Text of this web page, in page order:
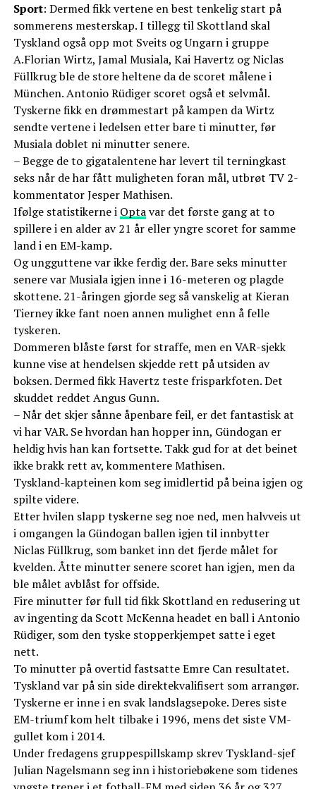
Sport: Dermed fikk vertene en best tenkelig start på
sommerens mesterskap. I tillegg til Skottland skal
Tyskland også opp mot Sveits og Ungarn i gruppe
A.Florian Wirtz, Jamal Musiala, Kai Havertz og Niclas
Füllkrug ble de store heltene da de scoret målene i
München. Antonio Rüdiger scoret også et selvmål.
Tyskerne fikk en drømmestart på kampen da Wirtz
sendte vertene i ledelsen etter bare ti minutter, før
Musiala doblet ni minutter senere.
– Begge de to gigatalentene har levert til terningkast
seks når de har fått muligheten foran mål, utbrøt TV 2-
kommentator Jesper Mathisen.
Ifølge statistikerne i Optavar det første gang at to
spillere i en alder av 21 år eller yngre scoret for samme
land i en EM-kamp.
Og ungguttene var ikke ferdig der. Bare seks minutter
senere var Musiala igjen inne i 16-meteren og plagde
skottene. 21-åringen gjorde seg så vanskelig at Kieran
Tierney ikke fant noen annen mulighet enn å felle
tyskeren.
Dommeren blåste først for straffe, men en VAR-sjekk
kunne vise at hendelsen skjedde rett på utsiden av
boksen. Dermed fikk Havertz teste frisparkfoten. Det
skuddet reddet Angus Gunn.
– Når det skjer sånne åpenbare feil, er det fantastisk at
vi har VAR. Se hvordan han hopper inn, Gündogan er
heldig hvis han kan fortsette. Takk gud for at det beinet
ikke brakk rett av, kommentere Mathisen.
Tyskland-kapteinen kom seg imidlertid på beina igjen og
spilte videre.
Etter hvilen slapp tyskerne seg noe ned, men halvveis ut
i omgangen la Gündogan ballen igjen til innbytter
Niclas Füllkrug, som banket inn det fjerde målet for
kvelden. Åtte minutter senere scoret han igjen, men da
ble målet avblåst for offside.
Fire minutter før full tid fikk Skottland en redusering ut
av ingenting da Scott McKenna headet en ball i Antonio
Rüdiger, som den tyske stopperkjempet satte i eget
nett.
To minutter på overtid fastsatte Emre Can resultatet.
Tyskland var på sin side direktekvalifisert som arrangør.
Tyskerne er inne i en svak landslagsepoke. Deres siste
EM-triumf kom helt tilbake i 1996, mens det siste VM-
gullet kom i 2014.
Under fredagens gruppespillskamp skrev Tyskland-sjef
Julian Nagelsmann seg inn i historiebøkene som tidenes